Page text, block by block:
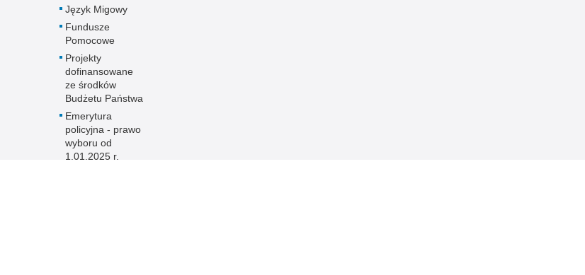
Język Migowy
Fundusze
Pomocowe
Projekty
dofinansowane
ze środków
Budżetu Państwa
Emerytura
policyjna - prawo
wyboru od
1.01.2025 r.